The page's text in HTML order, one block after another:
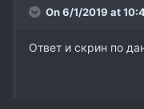
On 6/1/2019 at
Ответ и скрин по